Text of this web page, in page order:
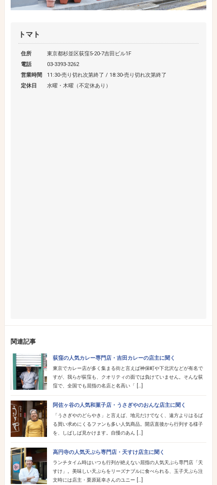
トマト
住所
東京都杉並区荻窪5-20-7吉田ビル1F
電話
03-3393-3262
営業時間
11:30-売り切れ次第終了 / 18:30-売り切れ次第終了
定休日
​水曜・木曜（不定休あり）
関連記事
荻窪の人気カレー専門店・吉田カレーの店主に聞く
東京でカレー店が多く集まる街と言えば神保町や下北沢などが有名で
すが、我らが荻窪も、クオリティの面では負けていません。そんな荻
窪で、全国でも屈指の名店と名高い「 […]
阿佐ヶ谷の人気和菓子店・うさぎやのおんな店主に聞く
「うさぎやのどらやき」と言えば、地元だけでなく、遠方よりはるば
る買い求めにくるファンも多い人気商品。開店直後から行列する様子
を、しばしば見かけます。自慢のあん […]
高円寺の人気天ぷら専門店・天すけ店主に聞く
ランチタイム時はいつも行列が絶えない屈指の人気天ぷら専門店「天
すけ」。美味しい天ぷらをリーズナブルに食べられる、玉子天ぷら注
文時には店主・栗原延幸さんのユニー […]